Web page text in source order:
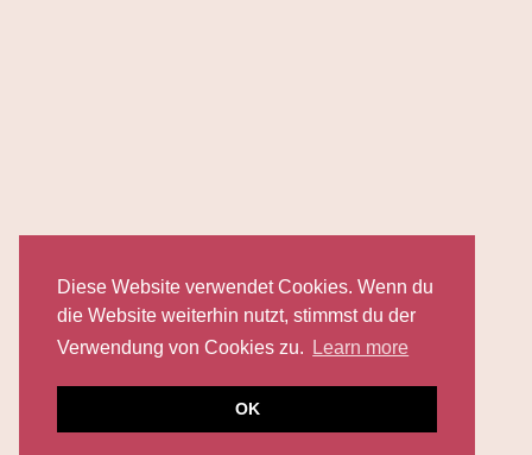
Diese Website verwendet Cookies. Wenn du
die Website weiterhin nutzt, stimmst du der
Verwendung von Cookies zu.
Learn more
OK